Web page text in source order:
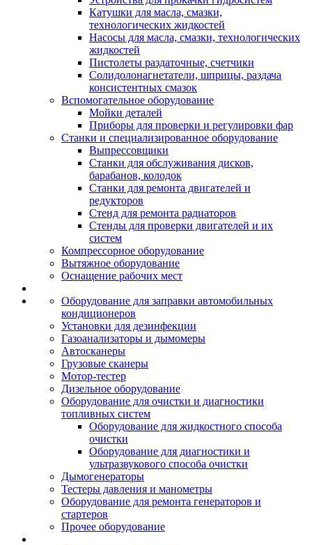
Катушки для масла, смазки,
технологических жидкостей
Насосы для масла, смазки, технологических
жидкостей
Пистолеты раздаточные, счетчики
Солидолонагнетатели, шприцы, раздача
консистентных смазок
Вспомогательное оборудование
Мойки деталей
Приборы для проверки и регулировки фар
Станки и специализированное оборудование
Выпрессовщики
Станки для обслуживания дисков,
барабанов, колодок
Станки для ремонта двигателей и
редукторов
Стенд для ремонта радиаторов
Стенды для проверки двигателей и их
систем
Компрессорное оборудование
Вытяжное оборудование
Оснащение рабочих мест
Оборудование для заправки автомобильных
кондиционеров
Установки для дезинфекции
Газоанализаторы и дымомеры
Автосканеры
Грузовые сканеры
Мотор-тестер
Дизельное оборудование
Оборудование для очистки и диагностики
топливных систем
Оборудование для жидкостного способа
очистки
Оборудование для диагностики и
ультразвукового способа очистки
Дымогенераторы
Тестеры давления и манометры
Оборудование для ремонта генераторов и
стартеров
Прочее оборудование